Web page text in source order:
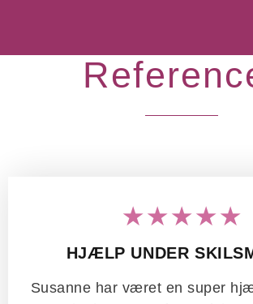
★★★★★
HJÆLP UNDER
Susanne har været en super